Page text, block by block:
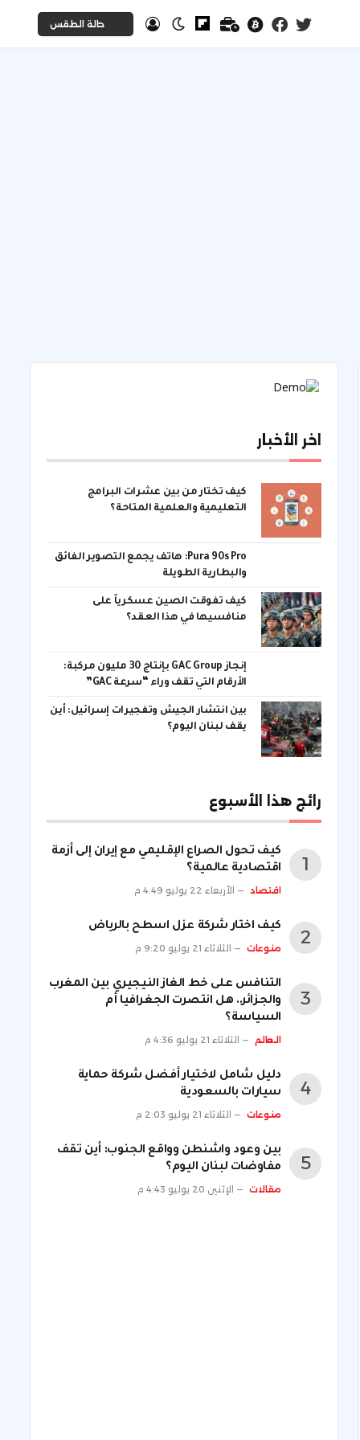
حالة الطقس
اخر الأخبار
كيف تختار من بين عشرات البرامج
التعليمية والعلمية المتاحة؟
Pura 90s Pro: هاتف يجمع التصوير الفائق
والبطارية الطويلة
كيف تفوقت الصين عسكرياً على
منافسيها في هذا العقد؟
إنجاز GAC Group بإنتاج 30 مليون مركبة:
الأرقام التي تقف وراء “سرعة GAC”
بين انتشار الجيش وتفجيرات إسرائيل: أين
يقف لبنان اليوم؟
رائج هذا الأسبوع
كيف تحول الصراع الإقليمي مع إيران إلى أزمة
اقتصادية عالمية؟
اقتصاد الأربعاء 22 يوليو 4:49 م
كيف اختار شركة عزل اسطح بالرياض
منوعات الثلاثاء 21 يوليو 9:20 م
التنافس على خط الغاز النيجيري بين المغرب
والجزائر.. هل انتصرت الجغرافيا أم
السياسة؟
العالم الثلاثاء 21 يوليو 4:36 م
دليل شامل لاختيار أفضل شركة حماية
سيارات بالسعودية
منوعات الثلاثاء 21 يوليو 2:03 م
بين وعود واشنطن وواقع الجنوب: أين تقف
مفاوضات لبنان اليوم؟
مقالات الإثنين 20 يوليو 4:43 م